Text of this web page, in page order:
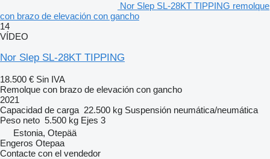
Nor Slep SL-28KT TIPPING remolque
con brazo de elevación con gancho
14
VÍDEO
Nor Slep SL-28KT TIPPING
18.500 € Sin IVA
Remolque con brazo de elevación con gancho
2021
Capacidad de carga 22.500 kg Suspensión neumática/neumática
Peso neto 5.500 kg Ejes 3
Estonia, Otepää
Engeros Otepaa
Contacte con el vendedor